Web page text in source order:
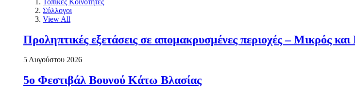
Σύλλογοι
View All
Προληπτικές εξετάσεις σε απομακρυσμένες περιοχές – Μικρός
5 Αυγούστου 2026
5ο Φεστιβάλ Βουνού Κάτω Βλασίας